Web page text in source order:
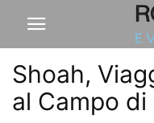
Shoah,
al Campo di